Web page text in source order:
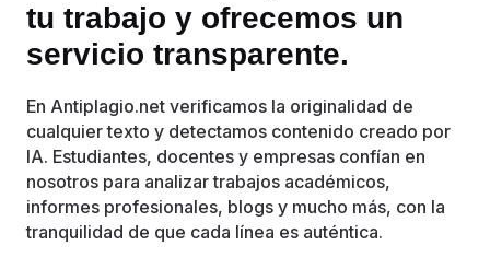
tu trabajo y ofrecemos un
servicio transparente.
En Antiplagio.net verificamos la originalidad de
cualquier texto y detectamos contenido creado por
IA. Estudiantes, docentes y empresas confían en
nosotros para analizar trabajos académicos,
informes profesionales, blogs y mucho más, con la
tranquilidad de que cada línea es auténtica.